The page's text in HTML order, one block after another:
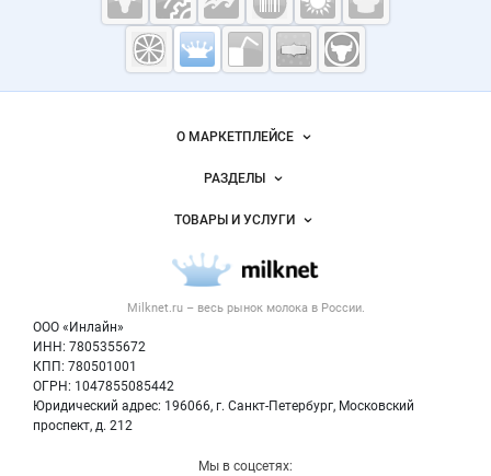
Молочная
промышленность
Milknet.ru
Важные разделы и контакты
Milknet.ru – весь рынок молокав России.
ООО «Инлайн»
ИНН: 7805355672
КПП: 780501001
ОГРН: 1047855085442
Юридический адрес: 196066, г. Санкт-Петербург, Московский
проспект, д. 212
Навигация по сайтуО МАРКЕТПЛЕЙСЕ
Новости Milknet.ru
Размещение рекламы
Публичная оферта
Контактная информация
Политика обработки персональных данных
РАЗДЕЛЫ
Объявления
Новости рынка
ТОВАРЫ И УСЛУГИ
Молочная продукция
Вторичное сырье
Оборудование
Мы в соцсетях: